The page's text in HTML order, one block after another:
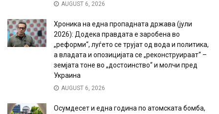
AUGUST 6, 2026
Хроника на една пропадната држава (јули
2026): Додека правдата е заробена во
„реформи“, луѓето се трујат од вода и политика,
а владата и опозицијата се „реконструираат“ –
земјата тоне во „достоинство“ и молчи пред
Украина
AUGUST 6, 2026
Осумдесет и една година по атомската бомба,